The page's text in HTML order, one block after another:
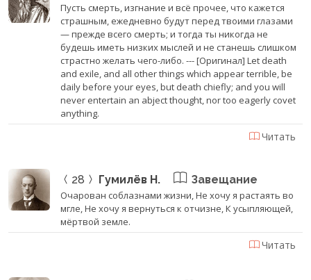
Пусть смерть, изгнание и всё прочее, что кажется
страшным, ежедневно будут перед твоими глазами
— прежде всего смерть; и тогда ты никогда не
будешь иметь низких мыслей и не станешь слишком
страстно желать чего-либо. --- [Оригинал] Let death
and exile, and all other things which appear terrible, be
daily before your eyes, but death chiefly; and you will
never entertain an abject thought, nor too eagerly covet
anything.
Читать
28 Гумилёв Н. Завещание
Очарован соблазнами жизни, Не хочу я растаять во
мгле, Не хочу я вернуться к отчизне, К усыпляющей,
мёртвой земле.
Читать